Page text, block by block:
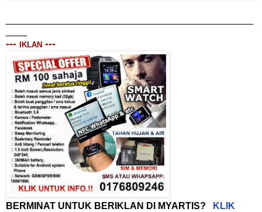
--- IKLAN ---
BERMINAT UNTUK BERIKLAN DI MYARTIS?
KLIK